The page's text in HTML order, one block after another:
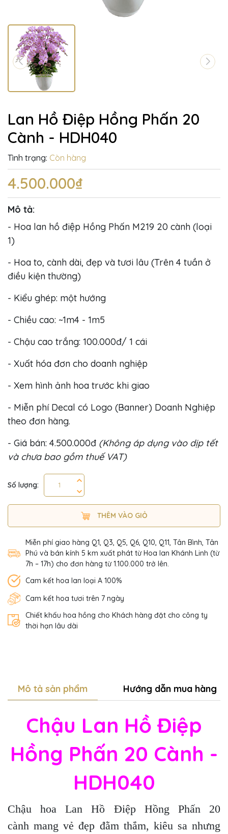
Lan Hồ Điệp Hồng Phấn 20
Cành - HDH040
Tình trạng: Còn hàng
4.500.000₫
Mô tả:
- Hoa lan hồ điệp Hồng Phấn M219 20 cành (loại
1)
- Hoa to, cành dài, đẹp và tươi lâu (Trên 4 tuần ở
điều kiện thường)
- Kiểu ghép: một hướng
- Chiều cao: ~1m4 - 1m5
- Chậu cao trắng: 100.000đ/ 1 cái
- Xuất hóa đơn cho doanh nghiệp
- Xem hình ảnh hoa trước khi giao
- Miễn phí Decal có Logo (Banner) Doanh Nghiệp
theo đơn hàng.
- Giá bán: 4.500.000đ (Không áp dụng vào dịp tết
và chưa bao gồm thuế VAT)
Số lượng:
THÊM VÀO GIỎ
Miễn phí giao hàng Q1, Q3, Q5, Q6, Q10, Q11, Tân Bình, Tân
Phú và bán kính 5 km xuất phát từ Hoa lan Khánh Linh (từ
7h – 17h) cho đơn hàng từ 1.100.000 trở lên.
Cam kết hoa lan loại A 100%
Cam kết hoa tươi trên 7 ngày
Chiết khấu hoa hồng cho Khách hàng đặt cho công ty
thời hạn lâu dài
Mô tả sản phẩm Hướng dẫn mua hàng
Chậu Lan Hồ Điệp
Hồng Phấn 20 Cành -
HDH040
Chậu hoa Lan Hồ Điệp Hồng Phấn 20
cành mang vẻ đẹp đằm thắm, kiêu sa nhưng